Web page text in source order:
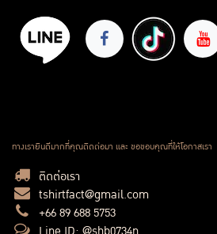
ทางเรายินดีมากที่คุณติดต่อมา และ ขอขอบคุณที่ให้โอกาสเรา
ติดต่อเรา
tshirtfact@gmail.com
+66 89 688 5753